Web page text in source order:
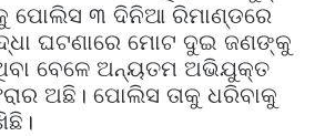
ପୋଲିସ ୩ ଦିନିଆ ରିମାଣ୍ଡରେ
ଘଟଣାରେ ମୋଟ ଦୁଇ ଜଣଙ୍କୁ
ବେଳେ ଅନ୍ୟତମ ଅଭିଯୁକ୍ତ
ଅଛି। ପୋଲିସ ତାକୁ ଧରିବାକୁ